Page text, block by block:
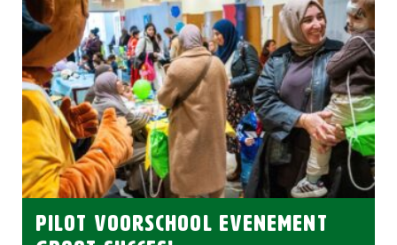
PILOT VOORSCHOOL EVENEMENT